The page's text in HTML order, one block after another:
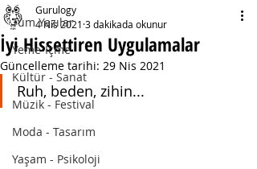
Tüm Yazılar
Yeme-İçme
Kültür - Sanat
Müzik - Festival
Moda - Tasarım
Yaşam - Psikoloji
İyi Hissettiren Uygulamalar
Gurulogy
4 Nis 2021 3 dakikada okunur
Güncelleme tarihi: 29 Nis 2021
Ruh, beden, zihin...